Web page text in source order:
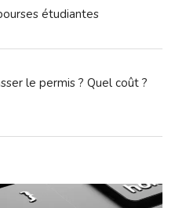
étudiantes
le permis ? Quel coût ?